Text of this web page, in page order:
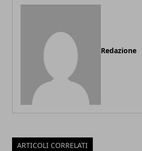
Redazione
ARTICOLI CORRELATI